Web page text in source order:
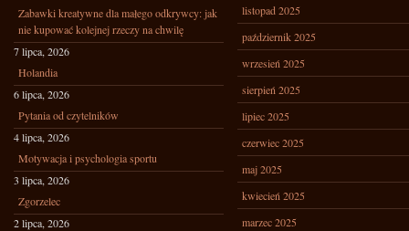
Zabawki kreatywne dla małego odkrywcy: jak
nie kupować kolejnej rzeczy na chwilę
7 lipca, 2026
Holandia
6 lipca, 2026
Pytania od czytelników
4 lipca, 2026
Motywacja i psychologia sportu
3 lipca, 2026
Zgorzelec
2 lipca, 2026
listopad 2025
październik 2025
wrzesień 2025
sierpień 2025
lipiec 2025
czerwiec 2025
maj 2025
kwiecień 2025
marzec 2025